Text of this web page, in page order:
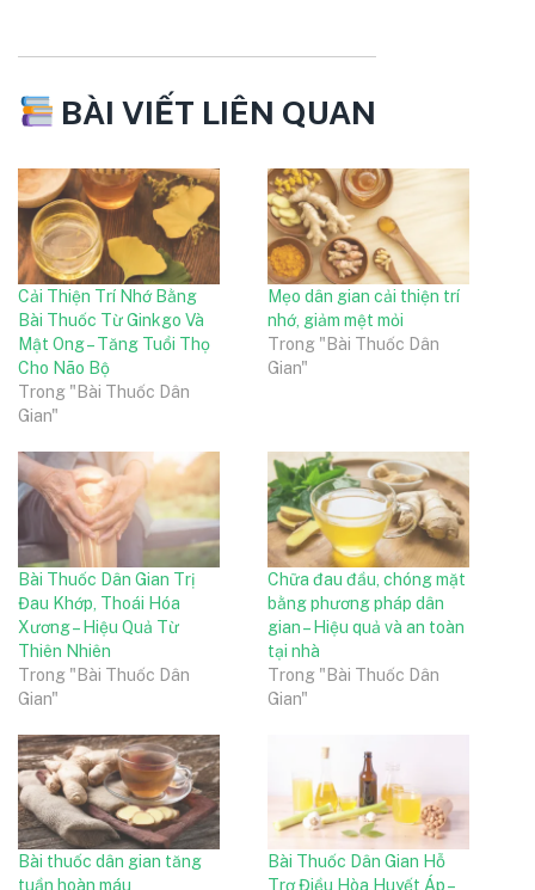
BÀI VIẾT LIÊN QUAN
Cải Thiện Trí Nhớ Bằng
Bài Thuốc Từ Ginkgo Và
Mật Ong – Tăng Tuổi Thọ
Cho Não Bộ
Trong "Bài Thuốc Dân
Gian"
Mẹo dân gian cải thiện trí
nhớ, giảm mệt mỏi
Trong "Bài Thuốc Dân
Gian"
Bài Thuốc Dân Gian Trị
Đau Khớp, Thoái Hóa
Xương – Hiệu Quả Từ
Thiên Nhiên
Trong "Bài Thuốc Dân
Gian"
Chữa đau đầu, chóng mặt
bằng phương pháp dân
gian – Hiệu quả và an toàn
tại nhà
Trong "Bài Thuốc Dân
Gian"
Bài thuốc dân gian tăng
tuần hoàn máu
Bài Thuốc Dân Gian Hỗ
Trợ Điều Hòa Huyết Áp –